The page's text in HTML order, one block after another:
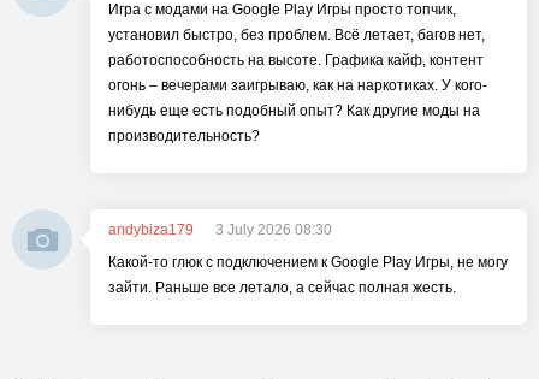
Игра с модами на Google Play Игры просто топчик,
установил быстро, без проблем. Всё летает, багов нет,
работоспособность на высоте. Графика кайф, контент
огонь – вечерами заигрываю, как на наркотиках. У кого-
нибудь еще есть подобный опыт? Как другие моды на
производительность?
andybiza179
3 July 2026 08:30
Какой-то глюк с подключением к Google Play Игры, не могу
зайти. Раньше все летало, а сейчас полная жесть.